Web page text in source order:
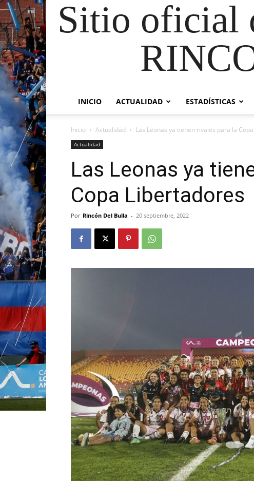
Sitio oficial
INICIO ACTUALIDAD ESTADÍSTICAS
Inicio Actualidad Las Leonas ya tienen rivales para la
Actualidad
Las Leonas ya
Copa Libertadores
Por Rincón Del Bulla - 20 septiembre, 2022